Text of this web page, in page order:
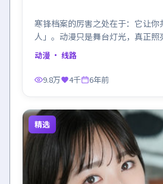
寒锋档案的厉害之处在于：它让你
人」。动漫只是舞台灯光，真正照
价。
动漫 · 线路
9.8万 4千 6年前
精选